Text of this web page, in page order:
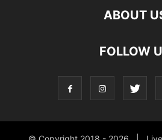
ABOUT
FOLLOW